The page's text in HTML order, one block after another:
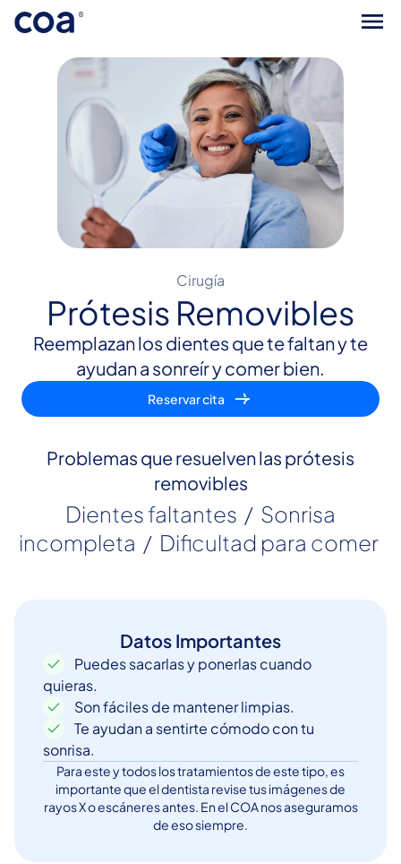
Cirugía
Prótesis Removibles
Reemplazan los dientes que te faltan y te
ayudan a sonreír y comer bien.
Reservar cita
Problemas que resuelven las prótesis
removibles
incompleta  /  Dificultad para comer
Datos Importantes
Puedes sacarlas y ponerlas cuando
quieras.
Son fáciles de mantener limpias.
Te ayudan a sentirte cómodo con tu
sonrisa.
Para este y todos los tratamientos de este tipo, es
importante que el dentista revise tus imágenes de
rayos X o escáneres antes. En el COA nos aseguramos
de eso siempre.